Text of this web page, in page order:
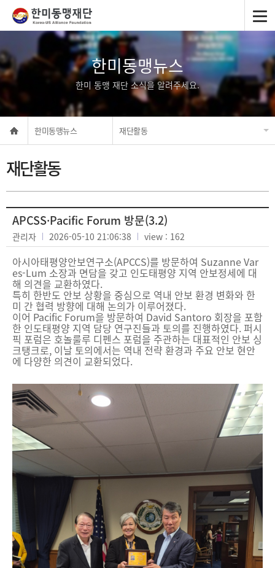
한미동맹뉴스
한미 동맹 재단 소식을 알려주세요.
한미동맹뉴스 재단활동
재단활동
APCSS·Pacific Forum 방문(3.2)
관리자 2026-05-10 21:06:38 view : 162
아시아태평양안보연구소(APCCS)를 방문하여 Suzanne Var
es-Lum 소장과 면담을 갖고 인도태평양 지역 안보정세에 대
해 의견을 교환하였다.
특히 한반도 안보 상황을 중심으로 역내 안보 환경 변화와 한
미 간 협력 방향에 대해 논의가 이루어졌다.
이어 Pacific Forum을 방문하여 David Santoro 회장을 포함
한 인도태평양 지역 담당 연구진들과 토의를 진행하였다. 퍼시
픽 포럼은 호놀룰루 디펜스 포럼을 주관하는 대표적인 안보 싱
크탱크로, 이날 토의에서는 역내 전략 환경과 주요 안보 현안
에 다양한 의견이 교환되었다.